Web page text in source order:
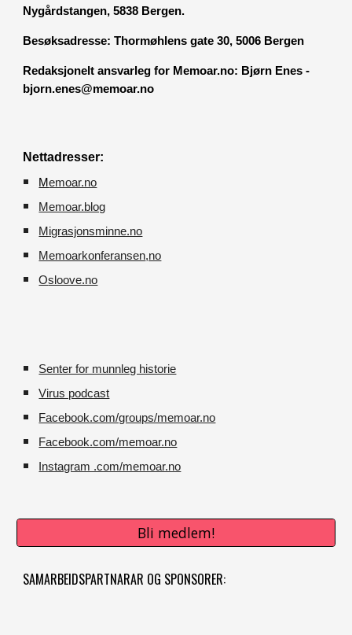
Nygårdstangen, 5838 Bergen.
Besøksadresse:Thormøhlens gate 30, 5006 Bergen
Redaksjonelt ansvarleg for Memoar.no: Bjørn Enes -
bjorn.enes@memoar.no
Nettadresser:
Memoar.no
Memoar.blog
M igrasjonsminne.no
Memoarkonferansen,no
Osloove.no
Senter for munnleg historie
Virus podcast
Facebook.com/groups/memoar.no
Facebook.com/memoar.no
Instagram .com/memoar.no
Bli medlem!
SAMARBEIDSPARTNARAR OG SPONSORER: